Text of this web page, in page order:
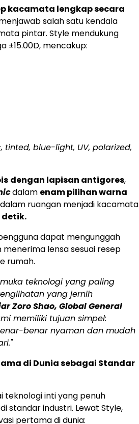
kacamata lengkap secara
salah satu kendala
pintar. Style mendukung
±15.00D, mencakup:
blue-light, UV, polarized,
dengan lapisan antigores,
dalam enam pilihan warna
ruangan menjadi kacamata
detik.
dapat mengunggah
lensa sesuai resep
rumah.
teknologi yang paling
yang jernih
Zoro Shao, Global General
memiliki tujuan simpel:
benar nyaman dan mudah
di Dunia sebagai Standar
teknologi inti yang penuh
standar industri. Lewat Style,
pertama di dunia: